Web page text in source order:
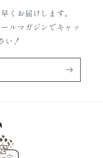
くお届けします。
ルマガジンでキャッ
い！